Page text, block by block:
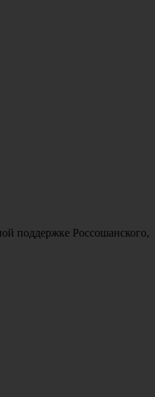
поддержке Россошанского,